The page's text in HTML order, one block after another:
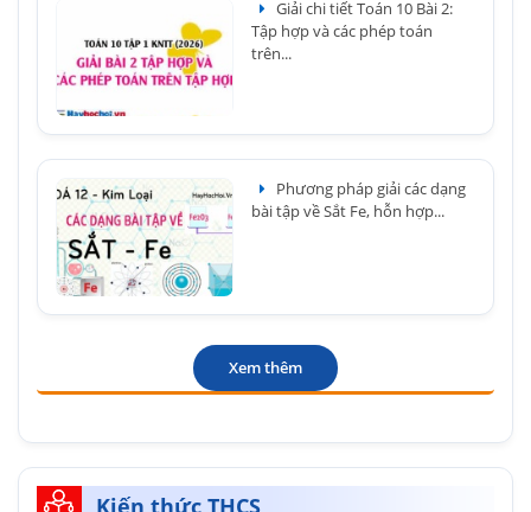
Giải chi tiết Toán 10 Bài 2:
Tập hợp và các phép toán
trên...
Phương pháp giải các dạng
bài tập về Sắt Fe, hỗn hợp...
Xem thêm
Kiến thức THCS